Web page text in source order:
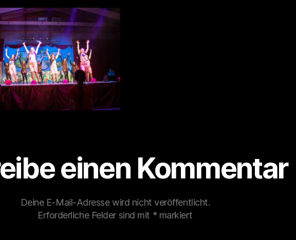
einen Kommentar
Deine E-Mail-Adresse wird nicht veröffentlicht.
Erforderliche Felder sind mit * markiert